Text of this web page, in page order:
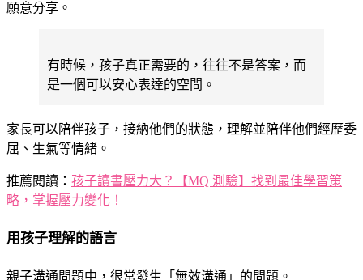
願意分享。
有時候，孩子真正需要的，往往不是答案，而
是一個可以安心表達的空間。
家長可以陪伴孩子，接納他們的狀態，理解並陪伴他們經歷委
屈、生氣等情緒。
推薦閱讀： 孩子讀書壓力大？【MQ 測驗】找到最佳學習策
略，掌握壓力變化！
用孩子理解的語言
親子溝通問題中，很常發生「無效溝通」的問題。